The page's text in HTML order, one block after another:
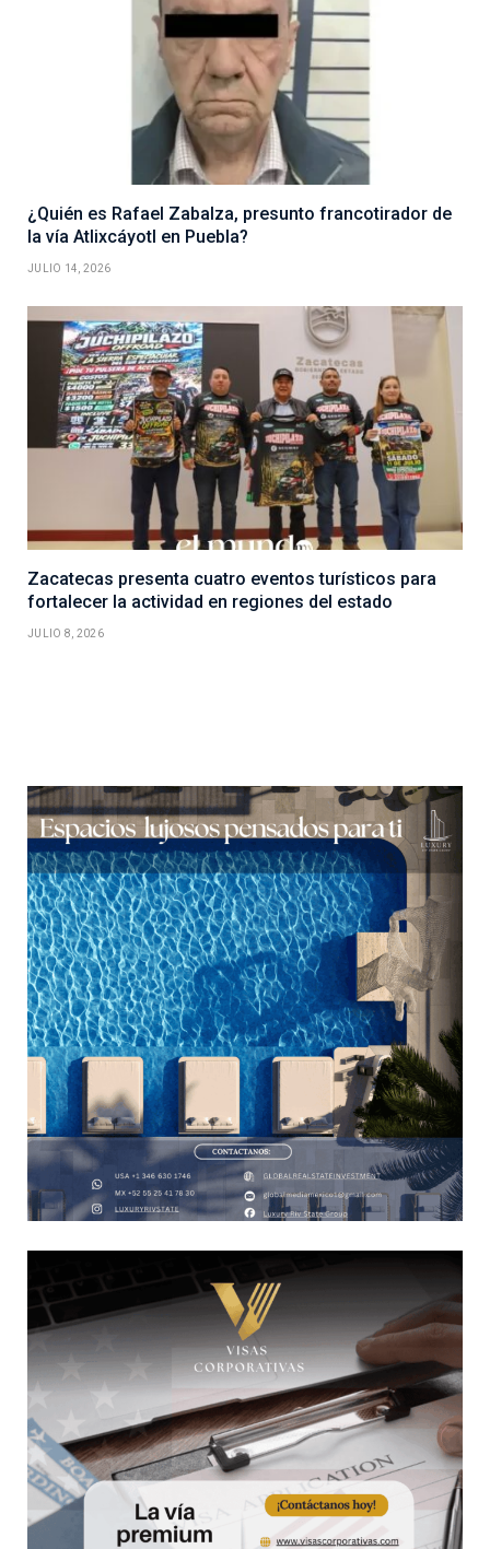
¿Quién es Rafael Zabalza, presunto francotirador de
la vía Atlixcáyotl en Puebla?
JULIO 14, 2026
Zacatecas presenta cuatro eventos turísticos para
fortalecer la actividad en regiones del estado
JULIO 8, 2026